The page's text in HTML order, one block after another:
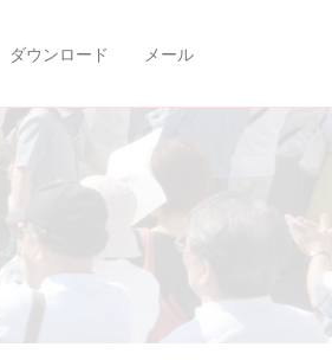
ダウンロード メール